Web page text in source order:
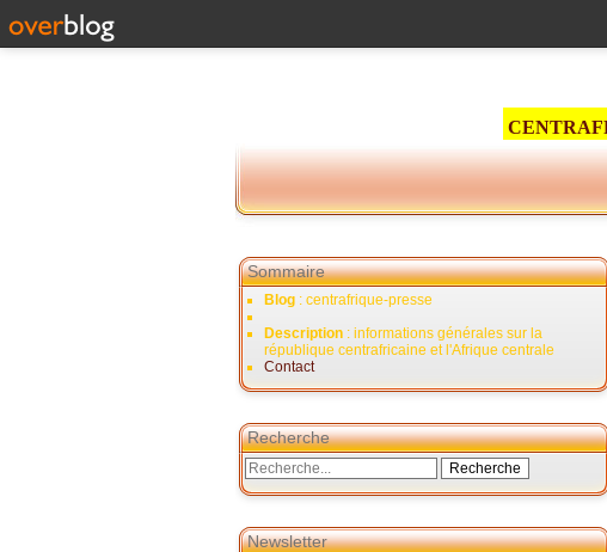
Sommaire
Blog : centrafrique-presse
Description : informations générales sur la
république centrafricaine et l'Afrique centrale
Contact
Recherche
Newsletter